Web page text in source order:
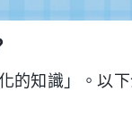
的知識」。以